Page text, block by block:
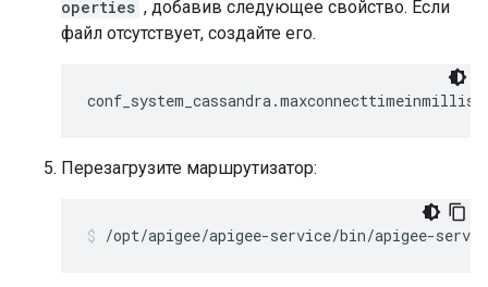
operties , добавив следующее свойство. Если
файл отсутствует, создайте его.
Перезагрузите маршрутизатор:
/opt/apigee/apigee-service/bin/apigee-